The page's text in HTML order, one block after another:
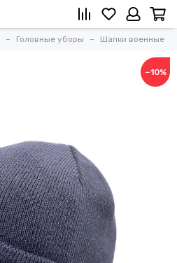
Головные уборы Шапки военные
−10%